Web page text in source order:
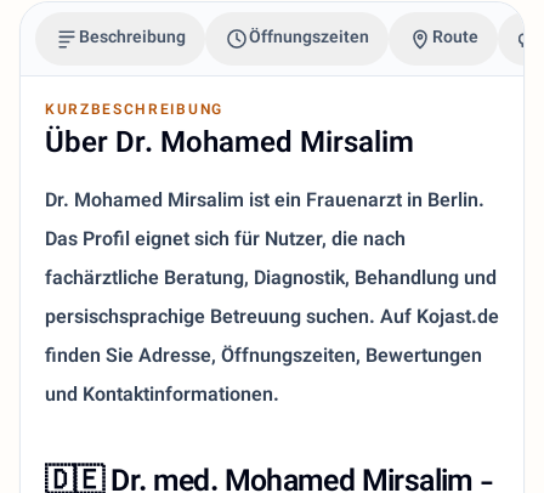
Beschreibung Öffnungszeiten Route
KURZBESCHREIBUNG
Über Dr. Mohamed Mirsalim
Dr. Mohamed Mirsalim ist ein Frauenarzt in Berlin.
Das Profil eignet sich für Nutzer, die nach
fachärztliche Beratung, Diagnostik, Behandlung und
persischsprachige Betreuung suchen. Auf Kojast.de
finden Sie Adresse, Öffnungszeiten, Bewertungen
und Kontaktinformationen.
🇩🇪 Dr. med. Mohamed Mirsalim -